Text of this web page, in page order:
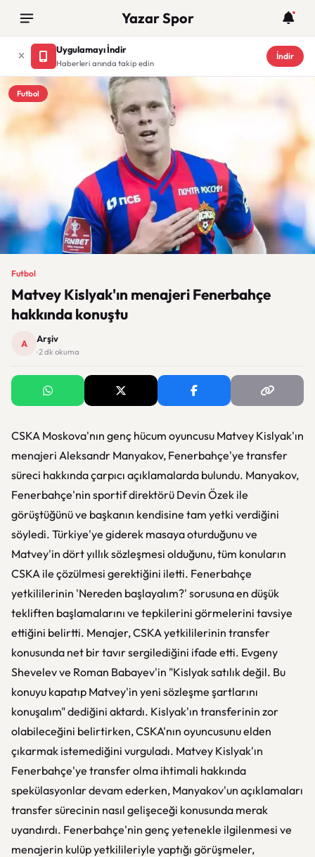
Yazar Spor
Uygulamayı İndir
Haberleri anında takip edin
İndir
Futbol
Futbol
Matvey Kislyak'ın menajeri Fenerbahçe
hakkında konuştu
A Arşiv
· 2 dk okuma
CSKA Moskova'nın genç hücum oyuncusu Matvey Kislyak'ın
menajeri Aleksandr Manyakov, Fenerbahçe'ye transfer
süreci hakkında çarpıcı açıklamalarda bulundu. Manyakov,
Fenerbahçe'nin sportif direktörü Devin Özek ile
görüştüğünü ve başkanın kendisine tam yetki verdiğini
söyledi. Türkiye'ye giderek masaya oturduğunu ve
Matvey'in dört yıllık sözleşmesi olduğunu, tüm konuların
CSKA ile çözülmesi gerektiğini iletti. Fenerbahçe
yetkililerinin 'Nereden başlayalım?' sorusuna en düşük
tekliften başlamalarını ve tepkilerini görmelerini tavsiye
ettiğini belirtti. Menajer, CSKA yetkililerinin transfer
konusunda net bir tavır sergilediğini ifade etti. Evgeny
Shevelev ve Roman Babayev'in "Kislyak satılık değil. Bu
konuyu kapatıp Matvey'in yeni sözleşme şartlarını
konuşalım" dediğini aktardı. Kislyak'ın transferinin zor
olabileceğini belirtirken, CSKA'nın oyuncusunu elden
çıkarmak istemediğini vurguladı. Matvey Kislyak'ın
Fenerbahçe'ye transfer olma ihtimali hakkında
spekülasyonlar devam ederken, Manyakov'un açıklamaları
transfer sürecinin nasıl gelişeceği konusunda merak
uyandırdı. Fenerbahçe'nin genç yetenekle ilgilenmesi ve
menajerin kulüp yetkilileriyle yaptığı görüşmeler,